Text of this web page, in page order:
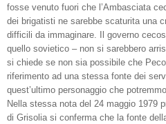
fosse venuto fuori che l’Ambasciata
dei brigatisti ne sarebbe scaturita una
difficili da immaginare. Il governo
quello sovietico – non si sarebbero
si chiede se non sia possibile che
riferimento ad una stessa fonte dei
quest’ultimo personaggio che
Nella stessa nota del 24 maggio 1979
di Grisolia si conferma che la fonte